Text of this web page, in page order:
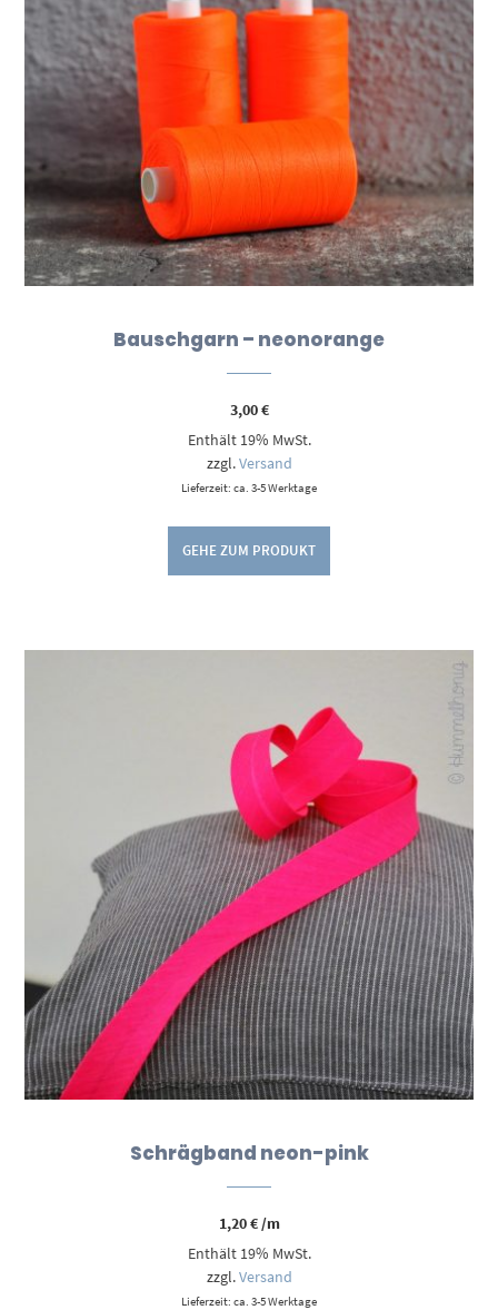
Bauschgarn – neonorange
3,00€
Enthält 19% MwSt.
zzgl.Versand
Lieferzeit: ca. 3-5 Werktage
GEHE ZUM PRODUKT
Schrägband neon-pink
1,20€/m
Enthält 19% MwSt.
zzgl.Versand
Lieferzeit: ca. 3-5 Werktage